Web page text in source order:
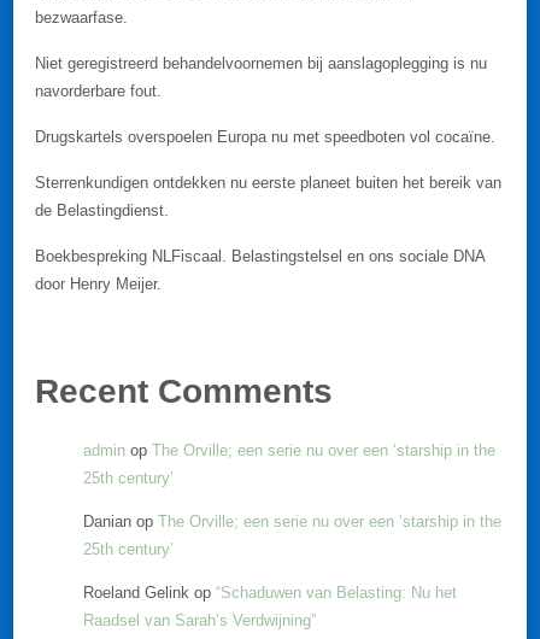
bezwaarfase.
Niet geregistreerd behandelvoornemen bij aanslagoplegging is nu
navorderbare fout.
Drugskartels overspoelen Europa nu met speedboten vol cocaïne.
Sterrenkundigen ontdekken nu eerste planeet buiten het bereik van
de Belastingdienst.
Boekbespreking NLFiscaal. Belastingstelsel en ons sociale DNA
door Henry Meijer.
Recent Comments
admin op The Orville; een serie nu over een ‘starship in the
25th century’
Danian op The Orville; een serie nu over een ‘starship in the
25th century’
Roeland Gelink op “Schaduwen van Belasting: Nu het
Raadsel van Sarah’s Verdwijning”